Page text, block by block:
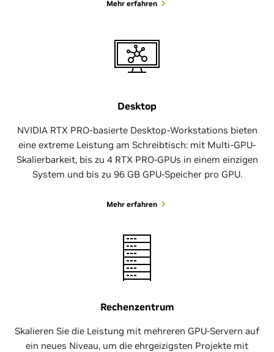
Mehr erfahren
Desktop
NVIDIA RTX PRO-basierte Desktop-Workstations bieten
eine extreme Leistung am Schreibtisch: mit Multi-GPU-
Skalierbarkeit, bis zu 4 RTX PRO-GPUs in einem einzigen
System und bis zu 96 GB GPU-Speicher pro GPU.
Mehr erfahren
Rechenzentrum
Skalieren Sie die Leistung mit mehreren GPU-Servern auf
ein neues Niveau, um die ehrgeizigsten Projekte mit